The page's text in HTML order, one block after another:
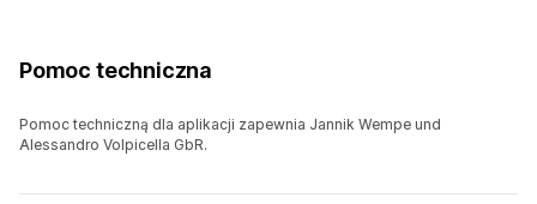
Pomoc techniczna
Pomoc techniczną dla aplikacji zapewnia Jannik Wempe und
Alessandro Volpicella GbR.